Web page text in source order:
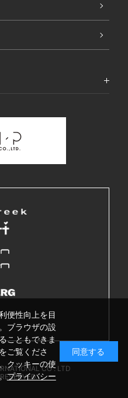
CO . LTD
便性向上を目
ブラウザの設
こともできま
ご覧くださ
クッキーの使
プライバシー
同意する